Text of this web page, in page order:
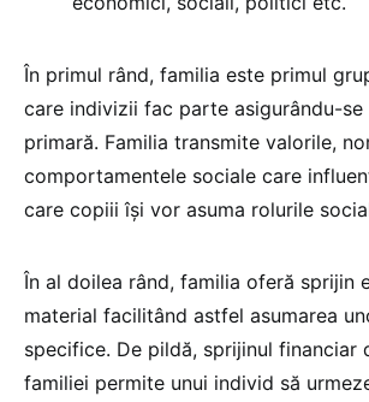
În primul rând, familia este primul
care indivizii fac parte asigurându-se
primară. Familia transmite valorile,
comportamentele sociale care
care copiii își vor asuma rolurile
În al doilea rând, familia oferă sprijin
material facilitând astfel asumarea
specifice. De pildă, sprijinul financiar
familiei permite unui individ să